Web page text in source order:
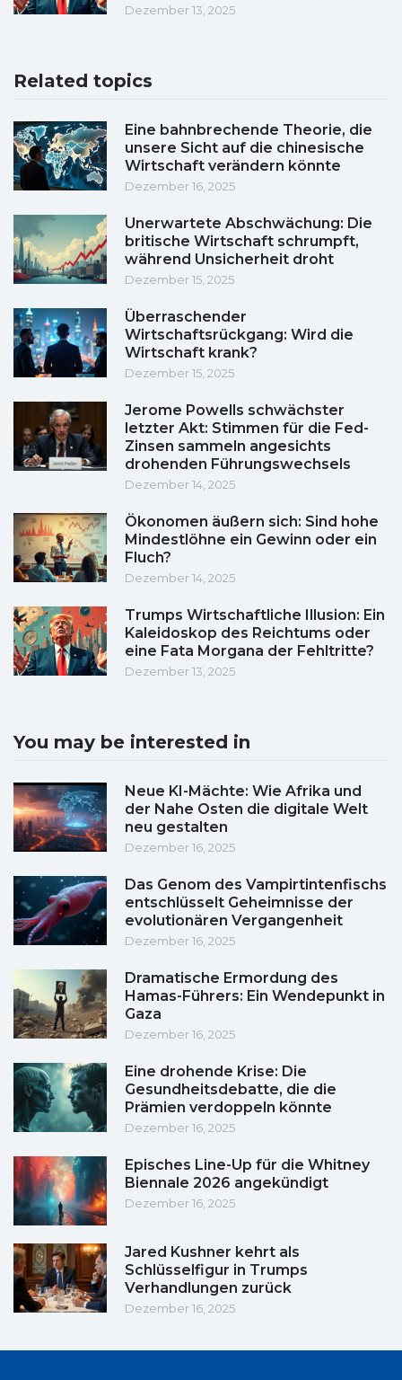
Dezember 13, 2025
Related topics
Eine bahnbrechende Theorie, die
unsere Sicht auf die chinesische
Wirtschaft verändern könnte
Dezember 16, 2025
Unerwartete Abschwächung: Die
britische Wirtschaft schrumpft,
während Unsicherheit droht
Dezember 15, 2025
Überraschender
Wirtschaftsrückgang: Wird die
Wirtschaft krank?
Dezember 15, 2025
Jerome Powells schwächster
letzter Akt: Stimmen für die Fed-
Zinsen sammeln angesichts
drohenden Führungswechsels
Dezember 14, 2025
Ökonomen äußern sich: Sind hohe
Mindestlöhne ein Gewinn oder ein
Fluch?
Dezember 14, 2025
Trumps Wirtschaftliche Illusion: Ein
Kaleidoskop des Reichtums oder
eine Fata Morgana der Fehltritte?
Dezember 13, 2025
You may be interested in
Neue KI-Mächte: Wie Afrika und
der Nahe Osten die digitale Welt
neu gestalten
Dezember 16, 2025
Das Genom des Vampirtintenfischs
entschlüsselt Geheimnisse der
evolutionären Vergangenheit
Dezember 16, 2025
Dramatische Ermordung des
Hamas-Führers: Ein Wendepunkt in
Gaza
Dezember 16, 2025
Eine drohende Krise: Die
Gesundheitsdebatte, die die
Prämien verdoppeln könnte
Dezember 16, 2025
Episches Line-Up für die Whitney
Biennale 2026 angekündigt
Dezember 16, 2025
Jared Kushner kehrt als
Schlüsselfigur in Trumps
Verhandlungen zurück
Dezember 16, 2025